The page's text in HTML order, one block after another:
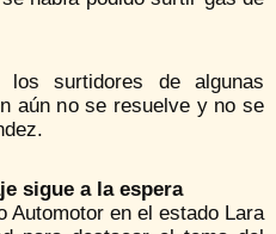
los surtidores de algunas
aún no se resuelve y no se
sigue a la espera
Automotor en el estado Lara